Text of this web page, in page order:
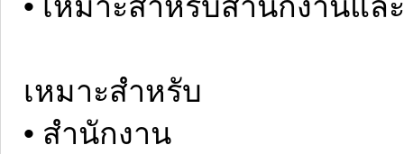
เหมาะสำหรับ
• สำนักงาน